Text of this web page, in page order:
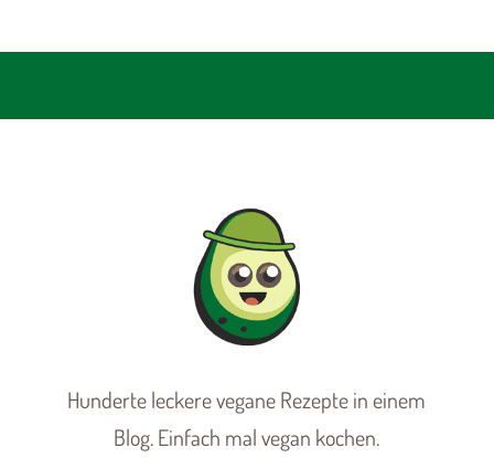
Hunderte leckere vegane Rezepte in einem
Blog. Einfach mal vegan kochen.